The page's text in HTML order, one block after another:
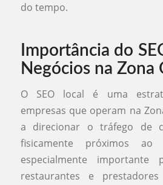
do tempo.
Importância do
Negócios na Zona
O SEO local é uma
empresas que operam na
a direcionar o tráfego de
fisicamente próximos
especialmente importante
restaurantes e